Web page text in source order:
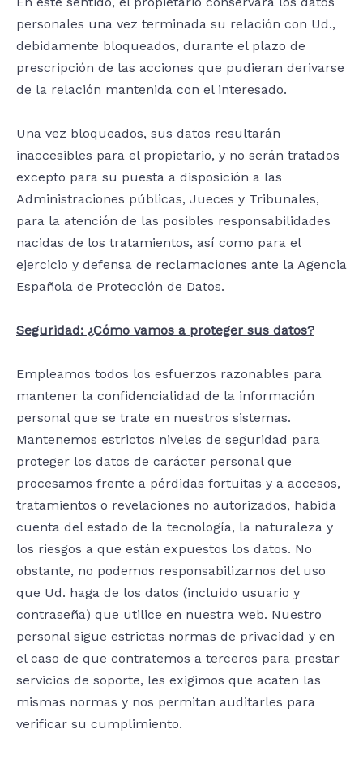
personales una vez terminada su relación con Ud.,
debidamente bloqueados, durante el plazo de
prescripción de las acciones que pudieran derivarse
de la relación mantenida con el interesado.
Una vez bloqueados, sus datos resultarán
inaccesibles para el propietario, y no serán tratados
excepto para su puesta a disposición a las
Administraciones públicas, Jueces y Tribunales,
para la atención de las posibles responsabilidades
nacidas de los tratamientos, así como para el
ejercicio y defensa de reclamaciones ante la Agencia
Española de Protección de Datos.
Seguridad: ¿Cómo vamos a proteger sus datos?
Empleamos todos los esfuerzos razonables para
mantener la confidencialidad de la información
personal que se trate en nuestros sistemas.
Mantenemos estrictos niveles de seguridad para
proteger los datos de carácter personal que
procesamos frente a pérdidas fortuitas y a accesos,
tratamientos o revelaciones no autorizados, habida
cuenta del estado de la tecnología, la naturaleza y
los riesgos a que están expuestos los datos. No
obstante, no podemos responsabilizarnos del uso
que Ud. haga de los datos (incluido usuario y
contraseña) que utilice en nuestra web. Nuestro
personal sigue estrictas normas de privacidad y en
el caso de que contratemos a terceros para prestar
servicios de soporte, les exigimos que acaten las
mismas normas y nos permitan auditarles para
verificar su cumplimiento.